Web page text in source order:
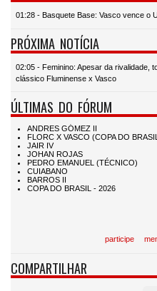
01:28 - Basquete Base: Vasco vence o
PRÓXIMA NOTÍCIA
02:05 - Feminino: Apesar da rivalidade,
clássico Fluminense x Vasco
ÚLTIMAS DO FÓRUM
participe
COMPARTILHAR